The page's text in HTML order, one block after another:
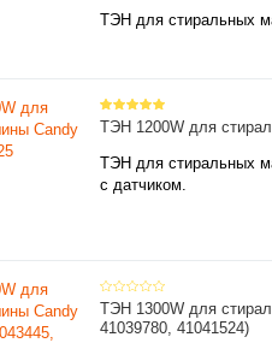
ТЭН для стиральных
ТЭН 1200W для
ТЭН для стиральных
с датчиком.
ТЭН 1300W для
41039780, 41041524)